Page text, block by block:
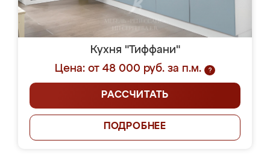
Кухня "Тиффани"
Цена: от 48 000 руб. за п.м.
?
РАССЧИТАТЬ
ПОДРОБНЕЕ